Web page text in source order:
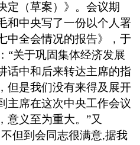
定（草案）》。会议期
和中央写了一份以个人署
中全会情况的报告》，于
“关于巩固集体经济发展
话中和后来转达主席的指
但是我们没有来得及展开
主席在这次中央工作会议
意义至为重大。”又
但到会同志很满意,据我